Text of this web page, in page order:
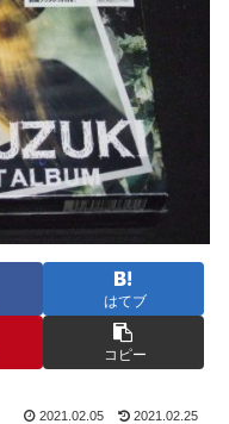
はてブ
コピー
2021.02.05 2021.02.25